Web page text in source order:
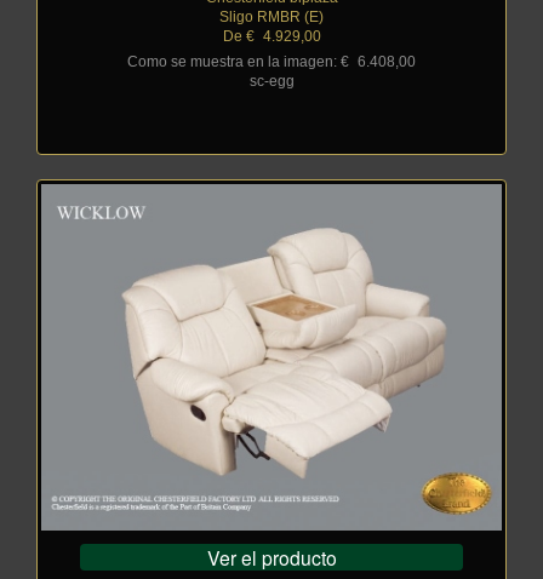
Sligo RMBR (E)
De €_ 4.929,00
Como se muestra en la imagen: € 6.408,00
sc-egg
Ver el producto